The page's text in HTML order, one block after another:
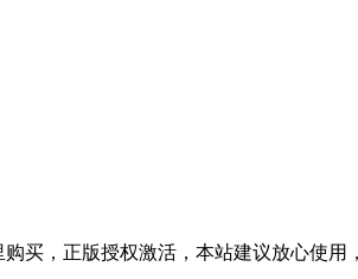
购买，正版授权激活，本站建议放心使